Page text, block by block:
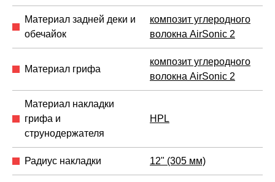
Материал задней деки и
обечайок
композит углеродного
волокна AirSonic 2
Материал грифа
композит углеродного
волокна AirSonic 2
Материал накладки
грифа и
струнодержателя
HPL
Радиус накладки 12" (305 мм)